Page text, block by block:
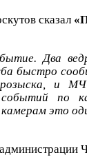
сказал
Два
быстро
розыска, и
событий по
это